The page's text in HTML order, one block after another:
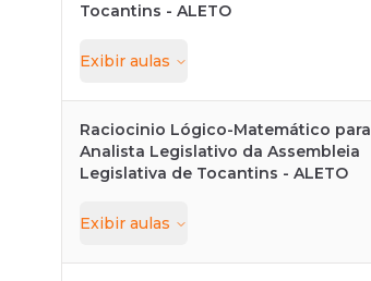
Tocantins - ALETO
Exibir aulas
Raciocinio Lógico-Matemático para
Analista Legislativo da Assembleia
Legislativa de Tocantins - ALETO
Exibir aulas